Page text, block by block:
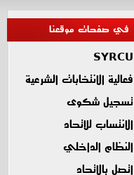
في صفحات موقعنا
SYRCU
فعالية الانتخابات الشرعية
تسجيل شكوى
الانتساب للاتحاد
النظام الداخلي
اتصل بالاتحاد